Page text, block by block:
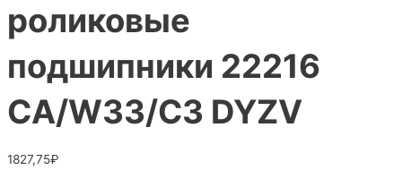
роликовые
подшипники 22216
CA/W33/C3 DYZV
1827,75₽